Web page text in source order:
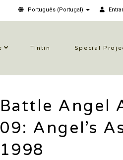
Português (Portugal) Entrar
Tintin Special
Battle Angel
09: Angel’s
1998